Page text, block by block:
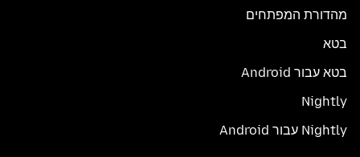
מהדורת המפתחים
בטא
בטא עבור Android
Nightly
Nightly עבור Android